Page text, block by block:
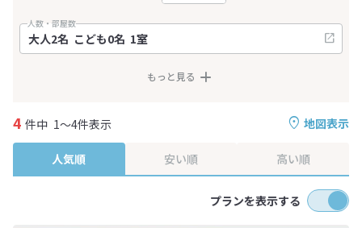
人数・部屋数
もっと見る
地図表示
4 件中 1～4件表示
人気順 安い順 高い順
プランを表示する